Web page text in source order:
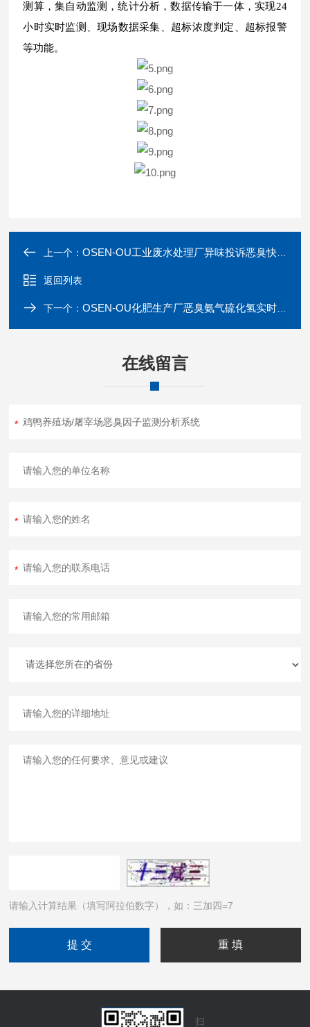
测算，集自动监测，统计分析，数据传输于一体，实现24
小时实时监测、现场数据采集、超标浓度判定、超标报警
等功能。
上一个：OSEN-OU工业废水处理厂异味投诉恶臭快速监测系统
返回列表
下一个：OSEN-OU化肥生产厂恶臭氨气硫化氢实时监测设备
在线留言
请输入计算结果（填写阿拉伯数字），如：三加四=7
扫